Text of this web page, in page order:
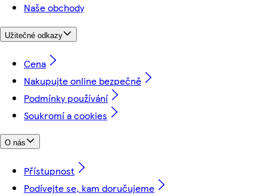
Naše obchody
Užitečné odkazy
Cena
Nakupujte online bezpečně
Podmínky používání
Soukromí a cookies
O nás
Přístupnost
Podívejte se, kam doručujeme